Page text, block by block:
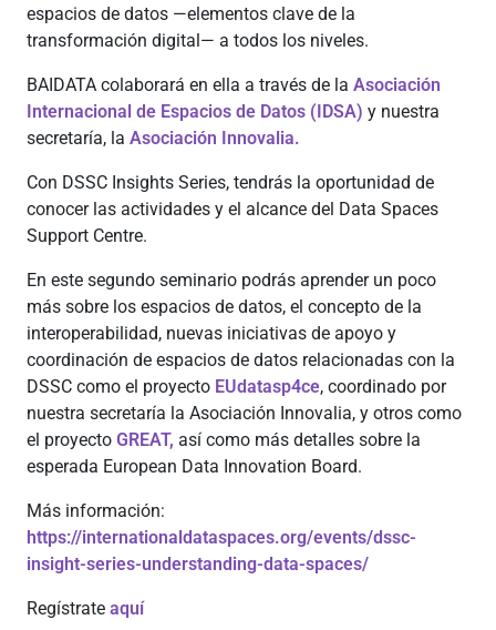
espacios de datos —elementos clave de la
transformación digital— a todos los niveles.
BAIDATA colaborará en ella a través de la Asociación
Internacional de Espacios de Datos (IDSA) y nuestra
secretaría, la Asociación Innovalia.
Con DSSC Insights Series, tendrás la oportunidad de
conocer las actividades y el alcance del Data Spaces
Support Centre.
En este segundo seminario podrás aprender un poco
más sobre los espacios de datos, el concepto de la
interoperabilidad, nuevas iniciativas de apoyo y
coordinación de espacios de datos relacionadas con la
DSSC como el proyecto EUdatasp4ce, coordinado por
nuestra secretaría la Asociación Innovalia, y otros como
el proyecto GREAT, así como más detalles sobre la
esperada European Data Innovation Board.
Más información:
https://internationaldataspaces.org/events/dssc-
insight-series-understanding-data-spaces/
Regístrate aquí